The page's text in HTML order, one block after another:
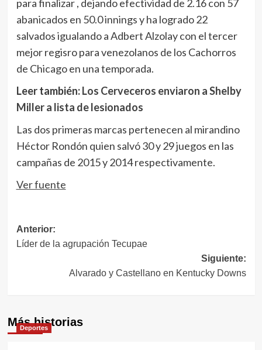
para finalizar , dejando efectividad de 2.16 con 57
abanicados en 50.0 innings y ha logrado 22
salvados igualando a Adbert Alzolay con el tercer
mejor regisro para venezolanos de los Cachorros
de Chicago en una temporada.
Leer también:Los Cerveceros enviaron a Shelby
Miller a lista de lesionados
Las dos primeras marcas pertenecen al mirandino
Héctor Rondón quien salvó 30 y 29 juegos en las
campañas de 2015 y 2014 respectivamente.
Ver fuente
Navegación
de
entradas
Anterior:
Líder de la agrupación Tecupae
Siguiente:
Alvarado y Castellano en Kentucky Downs
Más historias
Deportes